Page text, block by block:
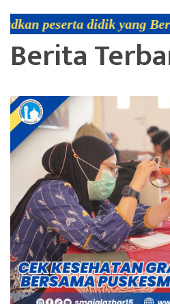
yang Beriman, Sehat,
Berita